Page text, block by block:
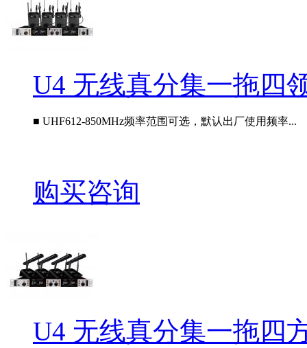
U4 无线真分集一拖四
■ UHF612-850MHz频率范围可选，默认出厂使用频率...
购买咨询
U4 无线真分集一拖四